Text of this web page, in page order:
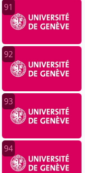
91
92
93
94